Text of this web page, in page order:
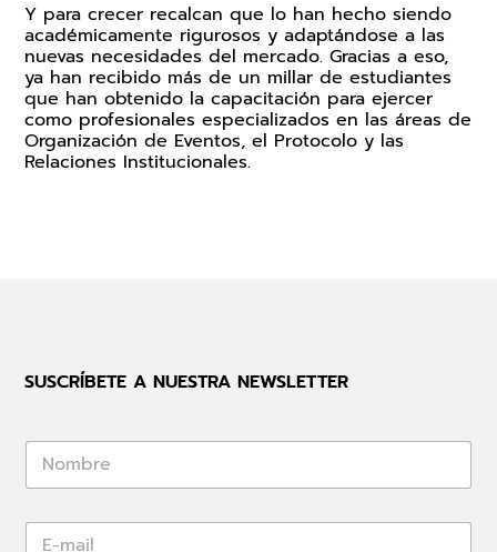
Y para crecer recalcan que lo han hecho siendo
académicamente rigurosos y adaptándose a las
nuevas necesidades del mercado. Gracias a eso,
ya han recibido más de un millar de estudiantes
que han obtenido la capacitación para ejercer
como profesionales especializados en las áreas de
Organización de Eventos, el Protocolo y las
Relaciones Institucionales.
SUSCRÍBETE A NUESTRA NEWSLETTER
*
E